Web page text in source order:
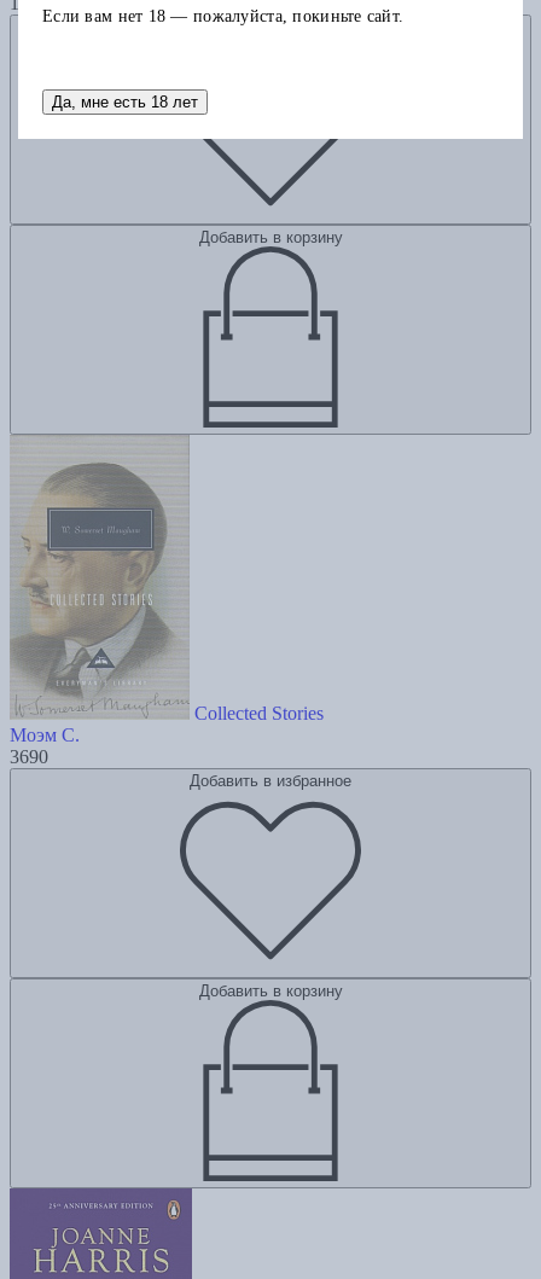
Добавить в избранное
Добавить в корзину
Collected Stories
Моэм С.
3690
Добавить в избранное
Добавить в корзину
Если вам нет 18 — пожалуйста, покиньте сайт.
Да, мне есть 18 лет